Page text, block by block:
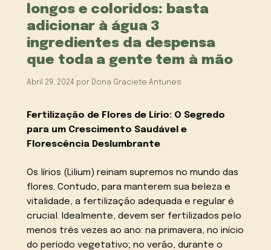
longos e coloridos: basta
adicionar à água 3
ingredientes da despensa
que toda a gente tem à mão
Abril 29, 2024 por Dona Graciete Antunes
Fertilização de Flores de Lírio: O Segredo
para um Crescimento Saudável e
Florescência Deslumbrante
Os lírios (Lilium) reinam supremos no mundo das
flores. Contudo, para manterem sua beleza e
vitalidade, a fertilização adequada e regular é
crucial. Idealmente, devem ser fertilizados pelo
menos três vezes ao ano: na primavera, no início
do período vegetativo; no verão, durante o